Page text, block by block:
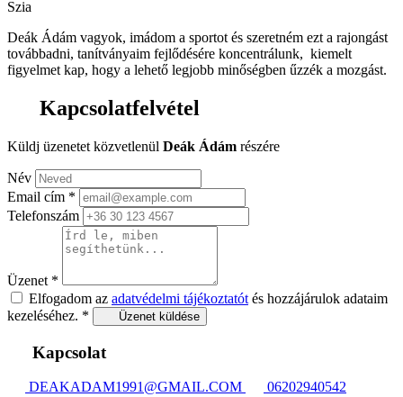
Szia
Deák Ádám vagyok, imádom a sportot és szeretném ezt a rajongást
továbbadni, tanítványaim fejlődésére koncentrálunk, kiemelt
figyelmet kap, hogy a lehető legjobb minőségben űzzék a mozgást.
Kapcsolatfelvétel
Küldj üzenetet közvetlenül Deák Ádám részére
Név
Email cím *
Telefonszám
Üzenet *
Elfogadom az adatvédelmi tájékoztatót és hozzájárulok adataim
kezeléséhez. * Üzenet küldése
Kapcsolat
DEAKADAM1991@GMAIL.COM 06202940542